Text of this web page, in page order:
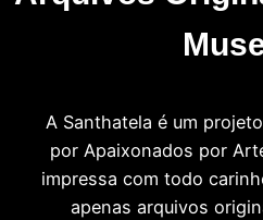
A Santhatela é um
por Apaixonados por
impressa com todo
apenas arquivos